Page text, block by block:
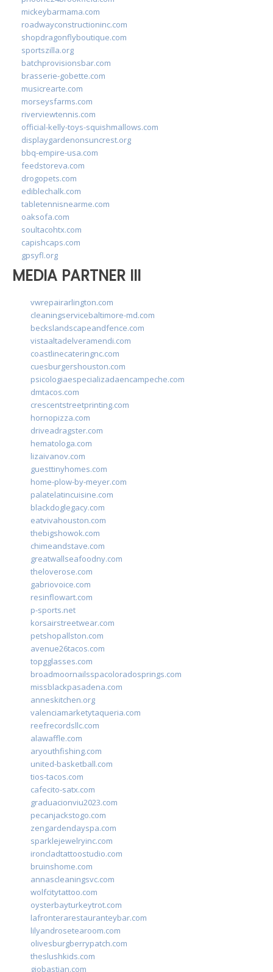
mickeybarmama.com
roadwayconstructioninc.com
shopdragonflyboutique.com
sportszilla.org
batchprovisionsbar.com
brasserie-gobette.com
musicrearte.com
morseysfarms.com
riverviewtennis.com
official-kelly-toys-squishmallows.com
displaygardenonsuncrest.org
bbq-empire-usa.com
feedstoreva.com
drogopets.com
ediblechalk.com
tabletennisnearme.com
oaksofa.com
soultacohtx.com
capishcaps.com
gpsyfl.org
MEDIA PARTNER III
vwrepairarlington.com
cleaningservicebaltimore-md.com
beckslandscapeandfence.com
vistaaltadelveramendi.com
coastlinecateringnc.com
cuesburgershouston.com
psicologiaespecializadaencampeche.com
dmtacos.com
crescentstreetprinting.com
hornopizza.com
driveadragster.com
hematologa.com
lizaivanov.com
guesttinyhomes.com
home-plow-by-meyer.com
palatelatincuisine.com
blackdoglegacy.com
eatvivahouston.com
thebigshowok.com
chimeandstave.com
greatwallseafoodny.com
theloverose.com
gabriovoice.com
resinflowart.com
p-sports.net
korsairstreetwear.com
petshopallston.com
avenue26tacos.com
topgglasses.com
broadmoornailsspacoloradosprings.com
missblackpasadena.com
anneskitchen.org
valenciamarketytaqueria.com
reefrecordsllc.com
alawaffle.com
aryouthfishing.com
united-basketball.com
tios-tacos.com
cafecito-satx.com
graduacionviu2023.com
pecanjackstogo.com
zengardendayspa.com
sparklejewelryinc.com
ironcladtattoostudio.com
bruinshome.com
annascleaningsvc.com
wolfcitytattoo.com
oysterbayturkeytrot.com
lafronterarestauranteybar.com
lilyandrosetearoom.com
olivesburgberrypatch.com
theslushkids.com
giobastian.com